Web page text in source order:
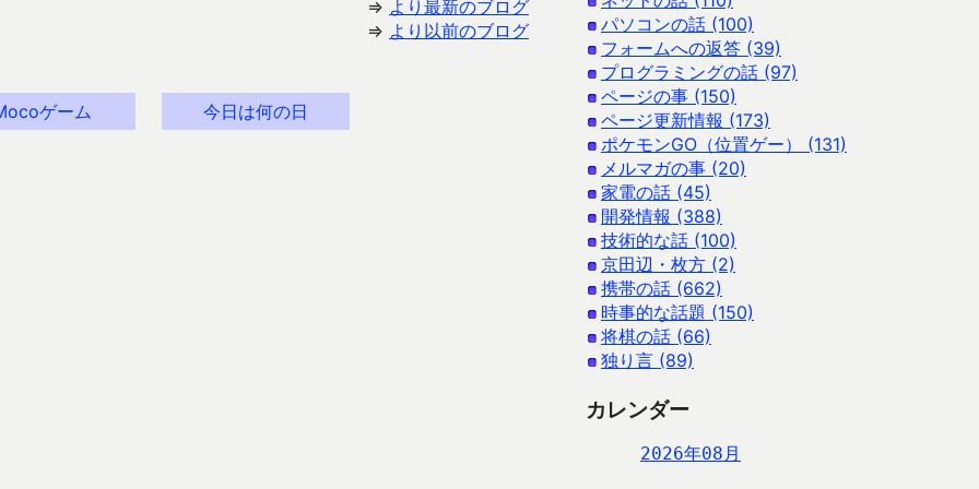
⇒ より最新のブログ
⇒ より以前のブログ
ゲーム 今日は何の日
パソコンの話 (100)
フォームへの返答 (39)
プログラミングの話 (97)
ページの事 (150)
ページ更新情報 (173)
ポケモンGO（位置ゲー） (131)
メルマガの事 (20)
家電の話 (45)
開発情報 (388)
技術的な話 (100)
京田辺・枚方 (2)
携帯の話 (662)
時事的な話題 (150)
将棋の話 (66)
独り言 (89)
カレンダー
2026年08月